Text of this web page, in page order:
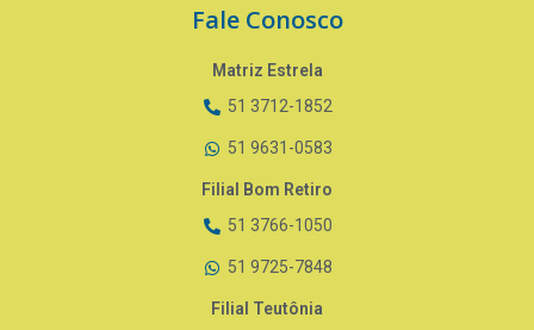
Fale Conosco
Matriz Estrela
51 3712-1852
51 9631-0583
Filial Bom Retiro
51 3766-1050
51 9725-7848
Filial Teutônia